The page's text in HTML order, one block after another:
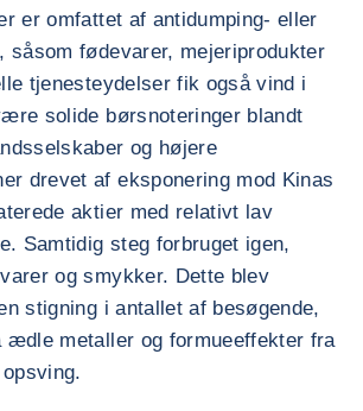
er omfattet af antidumping- eller
såsom fødevarer, mejeriprodukter
tjenesteydelser fik også vind i
solide børsnoteringer blandt
og højere
drevet af eksponering mod Kinas
aktier med relativt lav
Samtidig steg forbruget igen,
og smykker. Dette blev
stigning i antallet af besøgende,
ædle metaller og formueeffekter fra